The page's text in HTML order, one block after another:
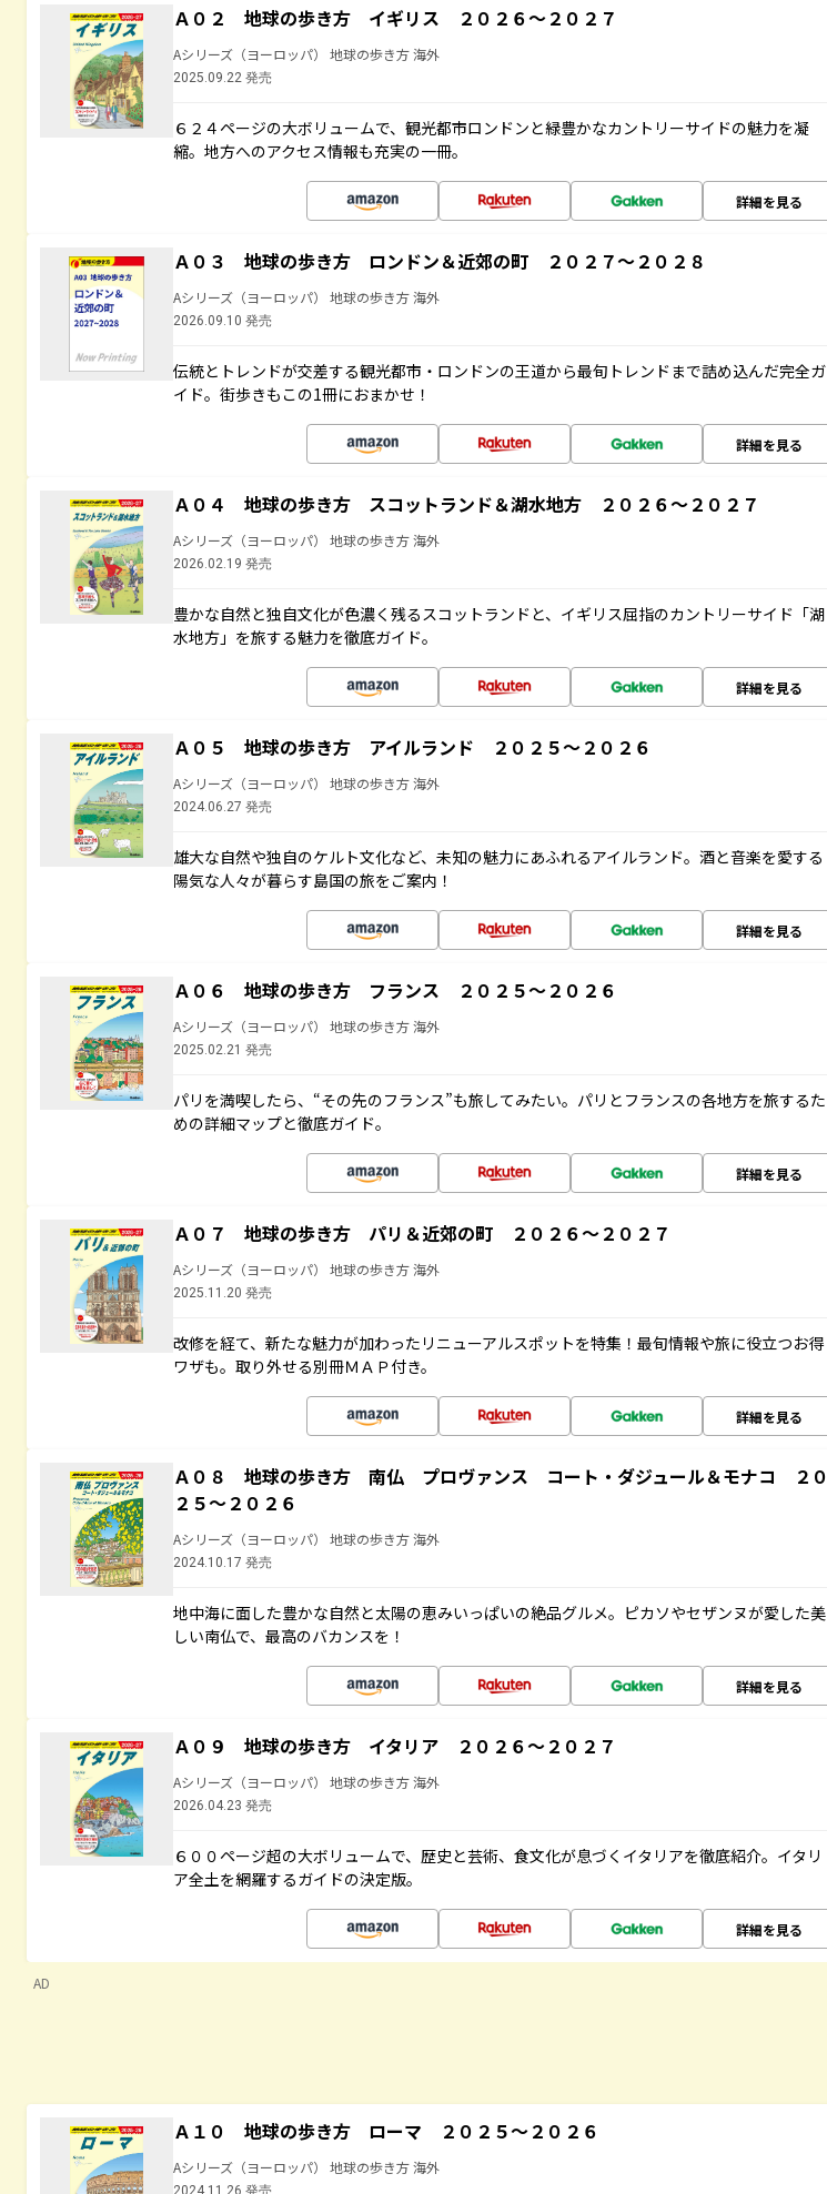
Ａ０２ 地球の歩き方 イギリス ２０２６～２０２７
Aシリーズ（ヨーロッパ） 地球の歩き方 海外
2025.09.22 発売
６２４ページの大ボリュームで、観光都市ロンドンと緑豊かなカントリーサイドの魅力を凝
縮。地方へのアクセス情報も充実の一冊。
詳細を見る
Ａ０３ 地球の歩き方 ロンドン＆近郊の町 ２０２７～２０２８
Aシリーズ（ヨーロッパ） 地球の歩き方 海外
2026.09.10 発売
伝統とトレンドが交差する観光都市・ロンドンの王道から最旬トレンドまで詰め込んだ完全ガ
イド。街歩きもこの1冊におまかせ！
詳細を見る
Ａ０４ 地球の歩き方 スコットランド＆湖水地方 ２０２６～２０２７
Aシリーズ（ヨーロッパ） 地球の歩き方 海外
2026.02.19 発売
豊かな自然と独自文化が色濃く残るスコットランドと、イギリス屈指のカントリーサイド「湖
水地方」を旅する魅力を徹底ガイド。
詳細を見る
Ａ０５ 地球の歩き方 アイルランド ２０２５～２０２６
Aシリーズ（ヨーロッパ） 地球の歩き方 海外
2024.06.27 発売
雄大な自然や独自のケルト文化など、未知の魅力にあふれるアイルランド。酒と音楽を愛する
陽気な人々が暮らす島国の旅をご案内！
詳細を見る
Ａ０６ 地球の歩き方 フランス ２０２５～２０２６
Aシリーズ（ヨーロッパ） 地球の歩き方 海外
2025.02.21 発売
パリを満喫したら、“その先のフランス”も旅してみたい。パリとフランスの各地方を旅するた
めの詳細マップと徹底ガイド。
詳細を見る
Ａ０７ 地球の歩き方 パリ＆近郊の町 ２０２６～２０２７
Aシリーズ（ヨーロッパ） 地球の歩き方 海外
2025.11.20 発売
改修を経て、新たな魅力が加わったリニューアルスポットを特集！最旬情報や旅に役立つお得
ワザも。取り外せる別冊ＭＡＰ付き。
詳細を見る
Ａ０８ 地球の歩き方 南仏 プロヴァンス コート・ダジュール＆モナコ ２０
２５～２０２６
Aシリーズ（ヨーロッパ） 地球の歩き方 海外
2024.10.17 発売
地中海に面した豊かな自然と太陽の恵みいっぱいの絶品グルメ。ピカソやセザンヌが愛した美
しい南仏で、最高のバカンスを！
詳細を見る
Ａ０９ 地球の歩き方 イタリア ２０２６～２０２７
Aシリーズ（ヨーロッパ） 地球の歩き方 海外
2026.04.23 発売
６００ページ超の大ボリュームで、歴史と芸術、食文化が息づくイタリアを徹底紹介。イタリ
ア全土を網羅するガイドの決定版。
詳細を見る
AD
Ａ１０ 地球の歩き方 ローマ ２０２５～２０２６
Aシリーズ（ヨーロッパ） 地球の歩き方 海外
2024.11.26 発売